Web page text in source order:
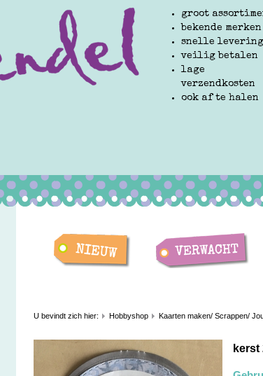
groot
bekende merken
snelle levering
veilig betalen
lage
verzendkosten
ook af te halen
U bevindt zich hier: Hobbyshop Kaarten maken/ Scrappen/
kerst